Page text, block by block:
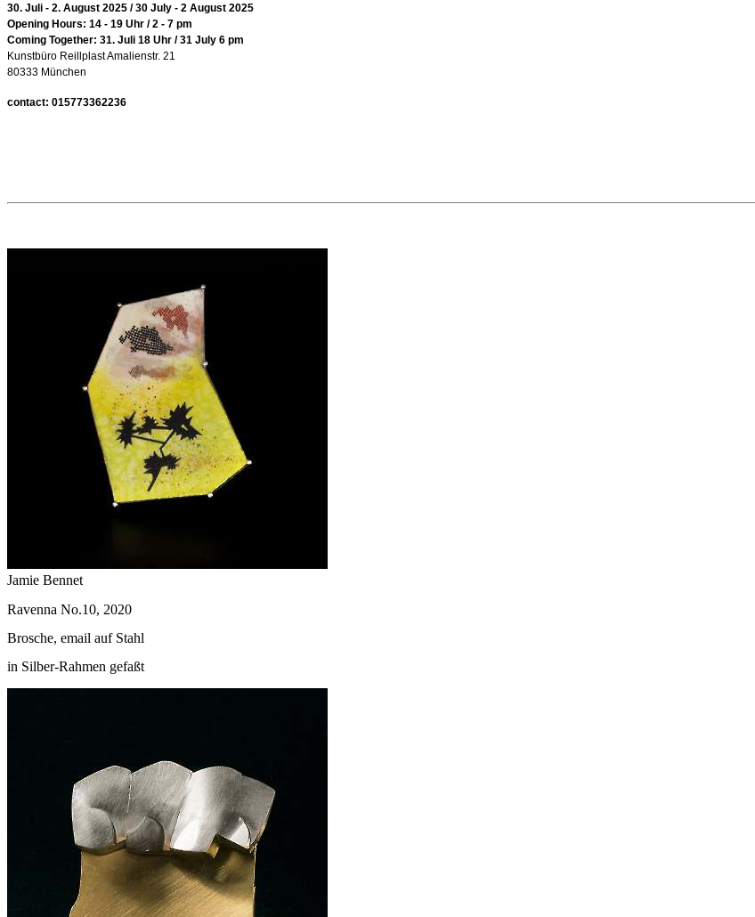
30. Juli - 2. August 2025 / 30 July - 2 August 2025
Opening Hours: 14 - 19 Uhr / 2 - 7 pm
Coming Together: 31. Juli 18 Uhr / 31 July 6 pm
Kunstbüro Reillplast Amalienstr. 21
80333 München
contact: 015773362236
Jamie Bennet
Ravenna No.10, 2020
Brosche, email auf Stahl
in Silber-Rahmen gefaßt